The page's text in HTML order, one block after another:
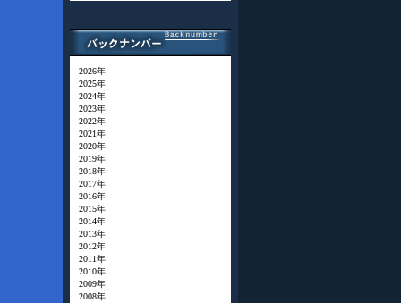
2026年
2025年
2024年
2023年
2022年
2021年
2020年
2019年
2018年
2017年
2016年
2015年
2014年
2013年
2012年
2011年
2010年
2009年
2008年